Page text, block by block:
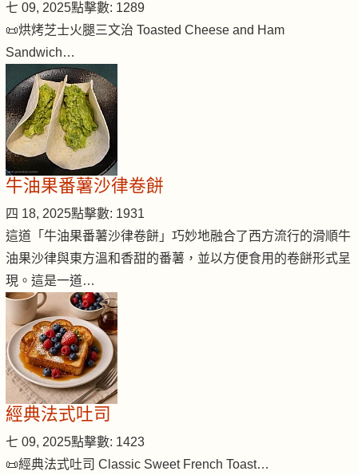
七 09, 2025點擊數: 1289
📜烘烤芝士火腿三文治 Toasted Cheese and Ham
Sandwich…
牛油果番薯沙律卷餅
四 18, 2025點擊數: 1931
這道「牛油果番薯沙律卷餅」巧妙地融合了西方流行的滑順牛
油果沙律與東方溫和香甜的番薯，並以方便食用的卷餅形式呈
現。這是一道…
經典法式吐司
七 09, 2025點擊數: 1423
📜經典法式吐司 Classic Sweet French Toast…